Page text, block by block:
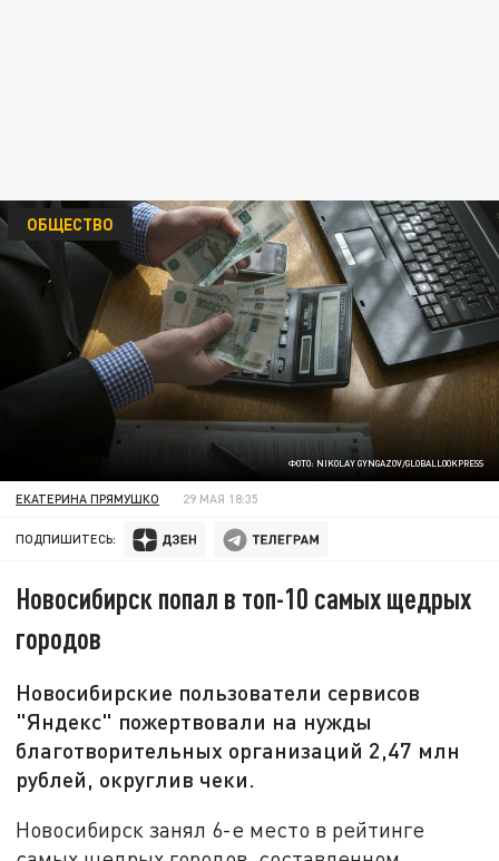
ФОТО: NIKOLAY GYNGAZOV/GLOBALLOOKPRESS
ОБЩЕСТВО
ЕКАТЕРИНА ПРЯМУШКО 29 МАЯ 18:35
ПОДПИШИТЕСЬ:
Новосибирск попал в топ-10 самых щедрых
городов
Новосибирские пользователи сервисов
"Яндекс" пожертвовали на нужды
благотворительных организаций 2,47 млн
рублей, округлив чеки.
Новосибирск занял 6-е место в рейтинге